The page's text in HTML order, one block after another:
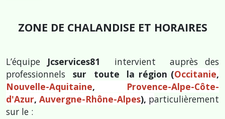
ZONE DE CHALANDISE ET HORAIRES
L’équipe Jcservices81 intervient auprès des
professionnels
sur toute la région (Occitanie,
Nouvelle-Aquitaine, Provence-Alpe-Côte-
d'Azur, Auvergne-Rhône-Alpes), particulièrement
sur le :